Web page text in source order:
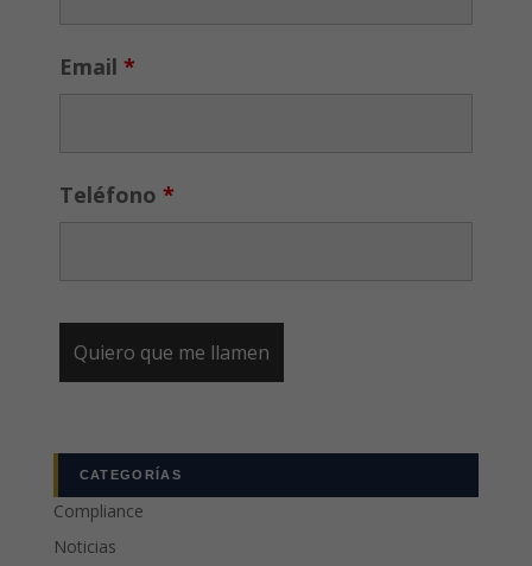
Email *
Teléfono *
CATEGORÍAS
Compliance
Noticias